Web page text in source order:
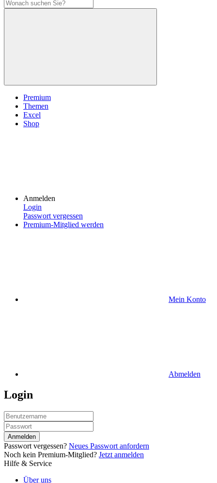
Premium
Themen
Excel
Shop
Anmelden
Login
Passwort vergessen
Premium-Mitglied werden
Mein Konto
Abmelden
Login
Anmelden
Passwort vergessen? Neues Passwort anfordern
Noch kein Premium-Mitglied? Jetzt anmelden
Hilfe & Service
Über uns